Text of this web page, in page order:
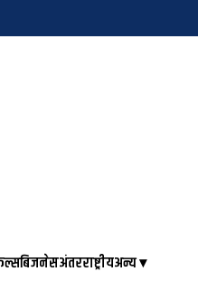
बिजनेसअंतरराष्ट्रीयअन्य▾